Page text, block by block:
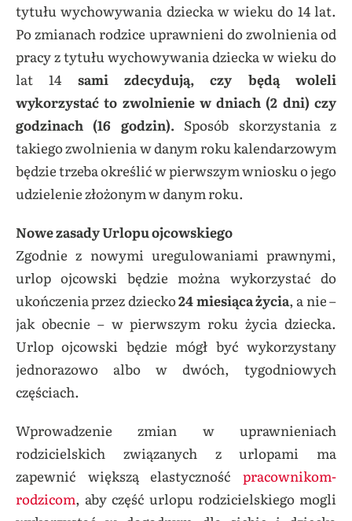
tytułu wychowywania dziecka w wieku do 14 lat.
Po zmianach rodzice uprawnieni do zwolnienia od
pracy z tytułu wychowywania dziecka w wieku do
lat 14 sami zdecydują, czy będą woleli
wykorzystać to zwolnienie w dniach (2 dni) czy
godzinach (16 godzin). Sposób skorzystania z
takiego zwolnienia w danym roku kalendarzowym
będzie trzeba określić w pierwszym wniosku o jego
udzielenie złożonym w danym roku.
Nowe zasady Urlopu ojcowskiego
Zgodnie z nowymi uregulowaniami prawnymi,
urlop ojcowski będzie można wykorzystać do
ukończenia przez dziecko24 miesiąca życia, a nie –
jak obecnie – w pierwszym roku życia dziecka.
Urlop ojcowski będzie mógł być wykorzystany
jednorazowo albo w dwóch, tygodniowych
częściach.
Wprowadzenie zmian w uprawnieniach
rodzicielskich związanych z urlopami ma
zapewnić większą elastyczność pracownikom-
rodzicom, aby część urlopu rodzicielskiego mogli